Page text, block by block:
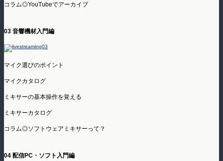
コラム◎YouTubeでアーカイブ
03 音響機材入門編
マイク選びのポイント
マイクカタログ
ミキサーの基本操作を覚える
ミキサーカタログ
コラム◎ソフトウェアミキサーって？
04 配信PC・ソフト入門編